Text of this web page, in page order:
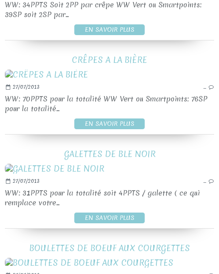
WW: 34PPTS Soit 2PP par crêpe WW Vert ou Smartpoints:
39SP soit 2SP par...
EN SAVOIR PLUS
CRÊPES A LA BIÈRE
27/07/2013 …
WW: 70PPTS pour la totalité WW Vert ou Smartpoints: 76SP
pour la totalité...
EN SAVOIR PLUS
GALETTES DE BLE NOIR
27/07/2013 …
WW: 31PPTS pour la totalité soit 4PPTS / galette ( ce qui
remplace votre...
EN SAVOIR PLUS
BOULETTES DE BOEUF AUX COURGETTES